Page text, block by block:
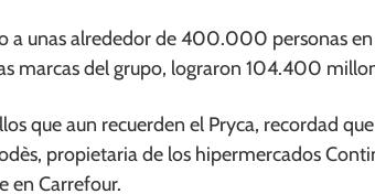
a unas alrededor de 400.000 personas
marcas del grupo, lograron 104.400
que aun recuerden el Pryca, recordad
propietaria de los hipermercados
en Carrefour.